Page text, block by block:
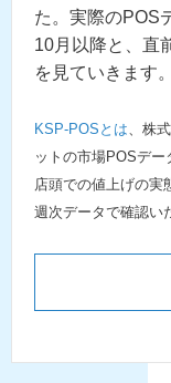
た。実際のPOS
10月以降と、直
を見ていきます。
KSP-POSとは、株
ットの市場POSデー
店頭での値上げの実
週次データで確認い